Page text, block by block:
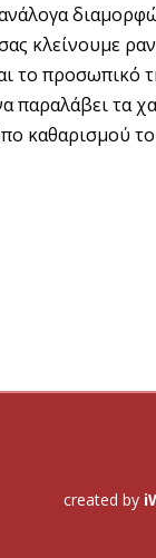
κλείνουμε
το προσωπικό
παραλάβει τα
καθαρισμού
created by